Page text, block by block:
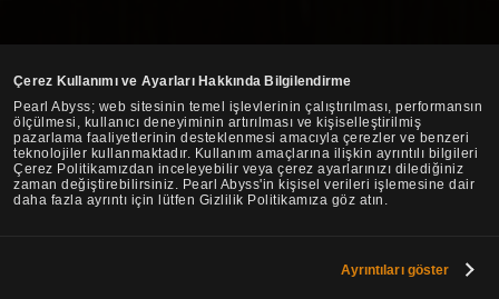
Çerez Kullanımı ve Ayarları Hakkında Bilgilendirme
Pearl Abyss; web sitesinin temel işlevlerinin çalıştırılması, performansın
ölçülmesi, kullanıcı deneyiminin artırılması ve kişiselleştirilmiş
pazarlama faaliyetlerinin desteklenmesi amacıyla çerezler ve benzeri
teknolojiler kullanmaktadır. Kullanım amaçlarına ilişkin ayrıntılı bilgileri
Çerez Politikamızdan inceleyebilir veya çerez ayarlarınızı dilediğiniz
zaman değiştirebilirsiniz. Pearl Abyss'in kişisel verileri işlemesine dair
daha fazla ayrıntı için lütfen Gizlilik Politikamıza göz atın.
Ayrıntıları göster